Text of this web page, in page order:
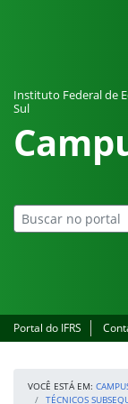
Instituto Federal de
Sul
Portal do IFRS
VOCÊ ESTÁ EM:
TÉCNICOS